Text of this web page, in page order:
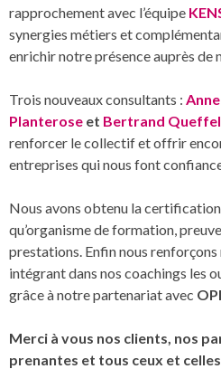
rapprochement avec l’équipe
synergies métiers et
enrichir notre présence auprès de
Trois nouveaux consultants :
Planterose et Bertrand
renforcer le collectif et offrir
entreprises qui nous font
Nous avons obtenu la certification
qu’organisme de formation,
prestations. Enfin nous
intégrant dans nos coachings les
grâce à notre partenariat avec
Merci à vous nos clients, nos
prenantes et tous ceux et